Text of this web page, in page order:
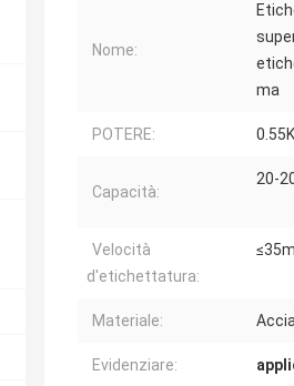
Nome:
ma
POTERE:
Capacità:
20-
Velocità
d'etichettatura:
Materiale:
Evidenziare: